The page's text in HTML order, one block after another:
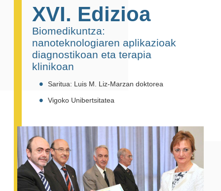
XVI. Edizioa
Biomedikuntza:
nanoteknologiaren aplikazioak
diagnostikoan eta terapia
klinikoan
Saritua: Luis M. Liz-Marzan doktorea
Vigoko Unibertsitatea